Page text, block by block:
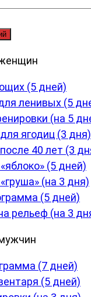
(5 дней)
ленивых (5
(на 5
ягодиц (3 дня)
40 лет (3
(5 дней)
(на 3 дня)
(5 дней)
рельеф (на 3
(7 дней)
(5 дней)